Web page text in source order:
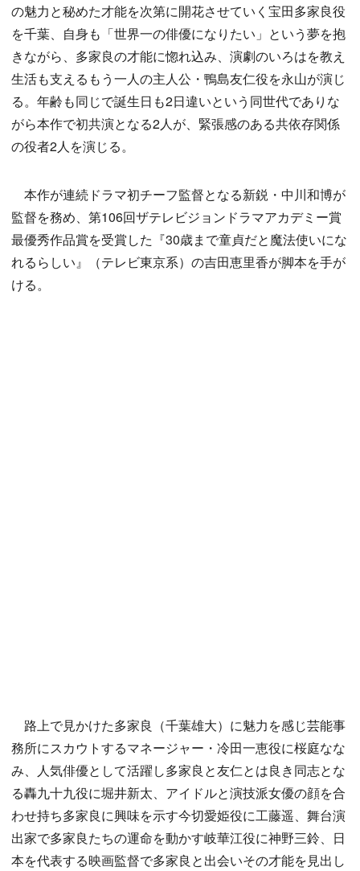
の魅力と秘めた才能を次第に開花させていく宝田多家良役
を千葉、自身も「世界一の俳優になりたい」という夢を抱
きながら、多家良の才能に惚れ込み、演劇のいろはを教え
生活も支えるもう一人の主人公・鴨島友仁役を永山が演じ
る。年齢も同じで誕生日も2日違いという同世代でありな
がら本作で初共演となる2人が、緊張感のある共依存関係
の役者2人を演じる。
本作が連続ドラマ初チーフ監督となる新鋭・中川和博が
監督を務め、第106回ザテレビジョンドラマアカデミー賞
最優秀作品賞を受賞した『30歳まで童貞だと魔法使いにな
れるらしい』（テレビ東京系）の吉田恵里香が脚本を手が
ける。
路上で見かけた多家良（千葉雄大）に魅力を感じ芸能事
務所にスカウトするマネージャー・冷田一恵役に桜庭なな
み、人気俳優として活躍し多家良と友仁とは良き同志とな
る轟九十九役に堀井新太、アイドルと演技派女優の顔を合
わせ持ち多家良に興味を示す今切愛姫役に工藤遥、舞台演
出家で多家良たちの運命を動かす岐華江役に神野三鈴、日
本を代表する映画監督で多家良と出会いその才能を見出し